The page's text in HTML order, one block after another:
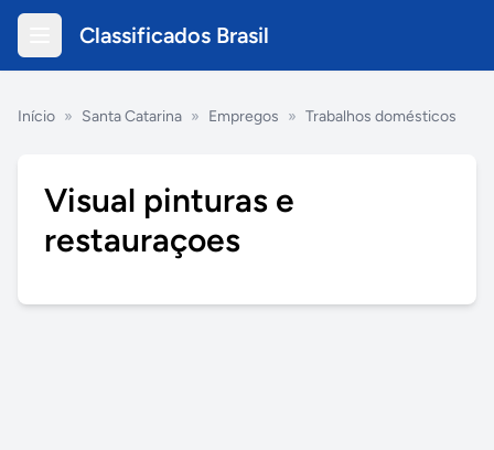
Classificados Brasil
Início » Santa Catarina » Empregos » Trabalhos domésticos
Visual pinturas e
restauraçoes